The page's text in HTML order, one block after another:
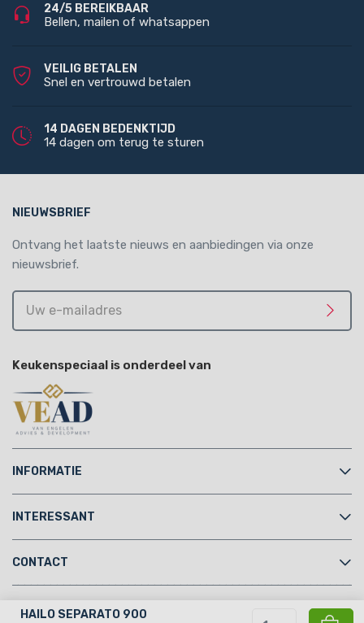
HAILO SEPARATO 900
24/5 BEREIKBAAR
Bellen, mailen of whatsappen
VEILIG BETALEN
Snel en vertrouwd betalen
14 DAGEN BEDENKTIJD
14 dagen om terug te sturen
NIEUWSBRIEF
Ontvang het laatste nieuws en aanbiedingen via onze
nieuwsbrief.
Meld
Keukenspeciaal is onderdeel van
INFORMATIE
INTERESSANT
CONTACT
Copyright © 2026 Keukenspeciaal.nl